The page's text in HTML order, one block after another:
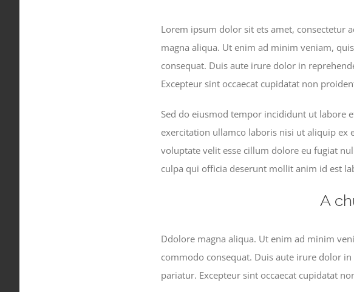
Lorem ipsum dolor sit ets amet, consectetur
magna aliqua. Ut enim ad minim veniam,
consequat. Duis aute irure dolor in
Excepteur sint occaecat cupidatat non
Sed do eiusmod tempor incididunt ut labore
exercitation ullamco laboris nisi ut aliquip ex
voluptate velit esse cillum dolore eu fugiat
culpa qui officia deserunt mollit anim id est
A
Ddolore magna aliqua. Ut enim ad minim
commodo consequat. Duis aute irure dolor
pariatur. Excepteur sint occaecat cupidatat